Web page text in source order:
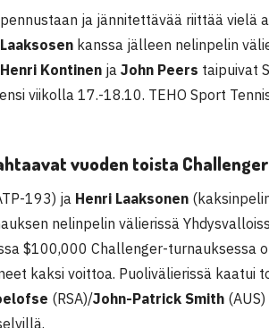
ja jännitettävää riittää vielä
kanssa jälleen nelinpelin
Henri Kontinen ja John Peers taipuivat
viikolla 17.-18.10. TEHO Sport
vuoden toista
193) ja Henri Laaksonen
nelinpelin välierissä
$100,000 Challenger-turnauksessa
kaksi voittoa. Puolivälierissä kaatui
(RSA)/John-Patrick Smith